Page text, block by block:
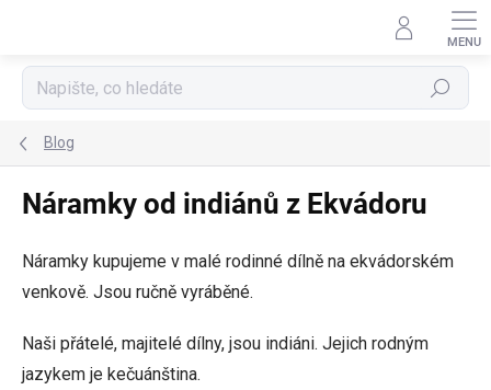
Hledat
Blog
Náramky od indiánů z Ekvádoru
Náramky kupujeme v malé rodinné dílně na ekvádorském
venkově. Jsou ručně vyráběné.
Naši přátelé, majitelé dílny, jsou indiáni. Jejich rodným
jazykem je kečuánština.